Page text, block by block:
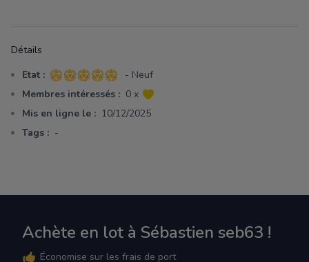
Détails
Etat : 5 sur 5 étoiles
- Neuf
Membres intéressés : 0 x
Mis en ligne le : 10/12/2025
Tags : -
Achète en lot à Sébastien seb63 !
Économise sur les frais de port